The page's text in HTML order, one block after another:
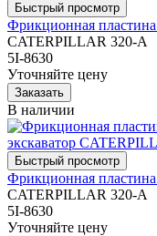
Фрикционная
CATERPILLAR 320-A
5I-8630
Уточняйте цену
В наличии
Фрикционная
CATERPILLAR 320-A
5I-8630
Уточняйте цену